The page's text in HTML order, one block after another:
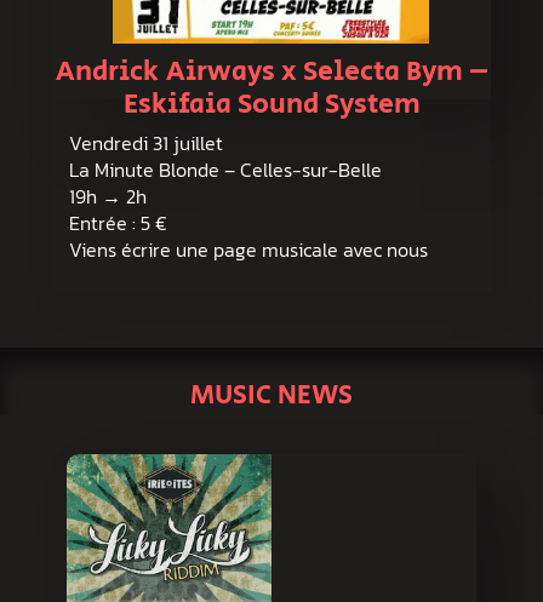
Andrick Airways x Selecta Bym –
Eskifaia Sound System
Vendredi 31 juillet
La Minute Blonde – Celles-sur-Belle
19h → 2h
Entrée : 5 €
Viens écrire une page musicale avec nous
MUSIC NEWS